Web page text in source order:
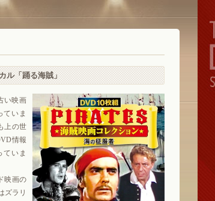
ル「踊る海賊」
い映画
ていま
上の世
情報
いま
映画の
ズラリ